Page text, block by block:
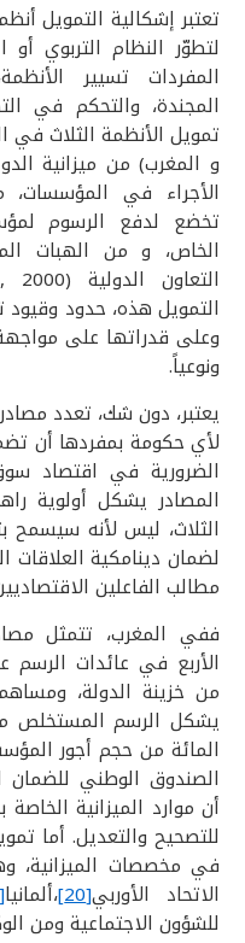
تعتبر إشكالية التمويل
لتطوّر النظام التربوي
المفردات تسيير
المجندة، والتحكم في
تمويل الأنظمة الثلاث في
و المغرب) من ميزانية
الأجراء في
تخضع لدفع الرسوم
الخاص، و من الهبات
التمويل هذه، حدود وقيود
وعلى قدراتها على
ونوعياً.
يعتبر، دون شك، تعدد
لأي حكومة بمفردها أن
الضرورية في اقتصاد
المصادر يشكل أولوية
الثلاث، ليس لأنه سيسمح
لضمان دينامكية العلاقات
مطالب الفاعلين
ففي المغرب، تتمثل
الأربع في عائدات
من خزينة الدولة،
المائة من حجم أجور
أن موارد الميزانية الخاصة
للتصحيح والتعديل. أما
في مخصصات
الاتحاد الأوربي[20] ،ألمانيا[21]
للشؤون الاجتماعية ومن